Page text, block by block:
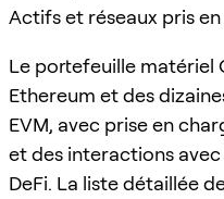
Actifs et réseaux pris
Le portefeuille matériel
Ethereum et des
EVM, avec prise en
et des interactions
DeFi. La liste détaillée